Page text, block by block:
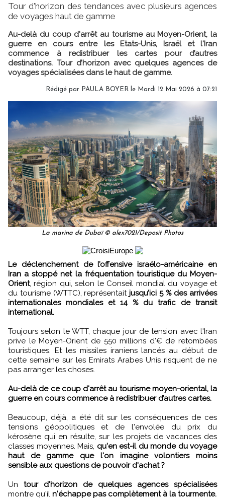
Tour d'horizon des tendances avec plusieurs agences
de voyages haut de gamme
Au-delà du coup d'arrêt au tourisme au Moyen-Orient, la
guerre en cours entre les Etats-Unis, Israël et l'Iran
commence à redistribuer les cartes pour d’autres
destinations. Tour d’horizon avec quelques agences de
voyages spécialisées dans le haut de gamme.
Rédigé par PAULA BOYER le Mardi 12 Mai 2026 à 07:21
La marina de Dubaï © alex7021/Deposit Photos
Le déclenchement de l’offensive israélo-américaine en
Iran a stoppé net la fréquentation touristique du Moyen-
Orient, région qui, selon le Conseil mondial du voyage et
du tourisme (WTTC), représentaitjusqu’ici 5 % des arrivées
internationales mondiales et 14 % du trafic de transit
international.
Toujours selon le WTT, chaque jour de tension avec l'Iran
prive le Moyen-Orient de 550 millions d'€ de retombées
touristiques. Et les missiles iraniens lancés au début de
cette semaine sur les Emirats Arabes Unis risquent de ne
pas arranger les choses.
Au-delà de ce coup d'arrêt au tourisme moyen-oriental, la
guerre en cours commence à redistribuer d’autres cartes.
Beaucoup, déjà, a été dit sur les conséquences de ces
tensions géopolitiques et de l'envolée du prix du
kérosène qui en résulte, sur les projets de vacances des
classes moyennes. Mais, qu'en est-il du monde du voyage
haut de gamme que l'on imagine volontiers moins
sensible aux questions de pouvoir d'achat ?
Un tour d'horizon de quelques agences spécialisées
montre qu'il n'échappe pas complètement à la tourmente.